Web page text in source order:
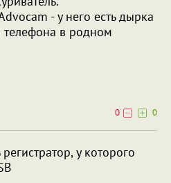
- у него есть дырка
телефона в родном
0
0
у которого